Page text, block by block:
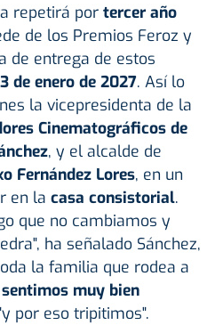
repetirá por tercer año
de los Premios Feroz y
de entrega de estos
de enero de 2027. Así lo
la vicepresidenta de la
Cinematográficos de
, y el alcalde de
Fernández Lores, en un
en la casa consistorial.
que no cambiamos y
ha señalado Sánchez,
la familia que rodea a
muy bien
por eso tripitimos".